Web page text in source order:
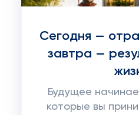
Сегодня —
завтра —
Будущее
которые вы